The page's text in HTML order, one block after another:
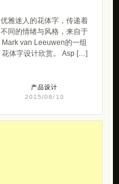
优雅迷人的花体字，传递着
不同的情绪与风格，来自于
Mark van Leeuwen的一组
花体字设计欣赏。 Asp […]
产品设计
2015/08/10